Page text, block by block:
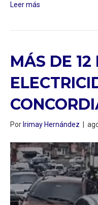
Leer más
MÁS DE 12
Por Irimay Hernández